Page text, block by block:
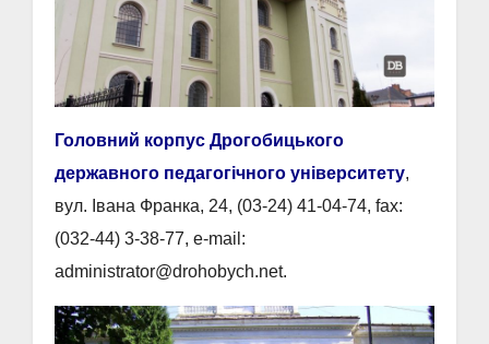
Головний корпус Дрогобицького
державного педагогічного університету,
вул. Івана Франка, 24, (03-24) 41-04-74, fax:
(032-44) 3-38-77, e-mail:
administrator@drohobych.net.